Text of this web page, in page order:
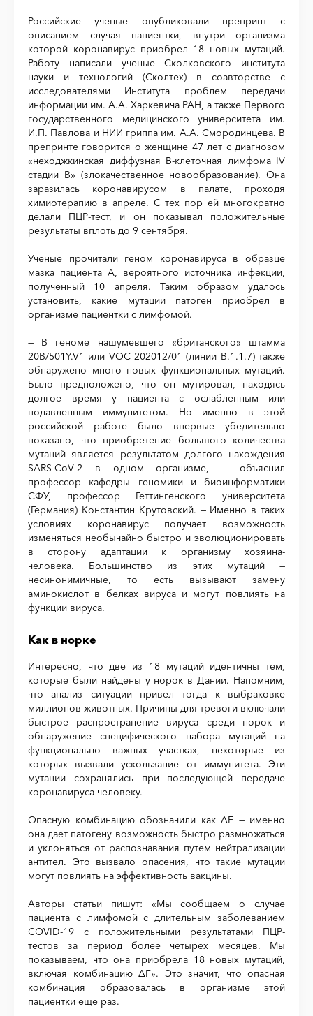
Российские ученые опубликовали препринт с
описанием случая пациентки, внутри организма
которой коронавирус приобрел 18 новых мутаций.
Работу написали ученые Сколковского института
науки и технологий (Сколтех) в соавторстве с
исследователями Института проблем передачи
информации им. А.А. Харкевича РАН, а также Первого
государственного медицинского университета им.
И.П. Павлова и НИИ гриппа им. А.А. Смородинцева. В
препринте говорится о женщине 47 лет с диагнозом
«неходжкинская диффузная B-клеточная лимфома IV
стадии B» (злокачественное новообразование). Она
заразилась коронавирусом в палате, проходя
химиотерапию в апреле. С тех пор ей многократно
делали ПЦР-тест, и он показывал положительные
результаты вплоть до 9 сентября.
Ученые прочитали геном коронавируса в образце
мазка пациента А, вероятного источника инфекции,
полученный 10 апреля. Таким образом удалось
установить, какие мутации патоген приобрел в
организме пациентки с лимфомой.
— В геноме нашумевшего «британского» штамма
20B/501Y.V1 или VOC 202012/01 (линии B.1.1.7) также
обнаружено много новых функциональных мутаций.
Было предположено, что он мутировал, находясь
долгое время у пациента с ослабленным или
подавленным иммунитетом. Но именно в этой
российской работе было впервые убедительно
показано, что приобретение большого количества
мутаций является результатом долгого нахождения
SARS-CoV-2 в одном организме, — объяснил
профессор кафедры геномики и биоинформатики
СФУ, профессор Геттингенского университета
(Германия) Константин Крутовский. — Именно в таких
условиях коронавирус получает возможность
изменяться необычайно быстро и эволюционировать
в сторону адаптации к организму хозяина-
человека. Большинство из этих мутаций —
несинонимичные, то есть вызывают замену
аминокислот в белках вируса и могут повлиять на
функции вируса.
Как в норке
Интересно, что две из 18 мутаций идентичны тем,
которые были найдены у норок в Дании. Напомним,
что анализ ситуации привел тогда к выбраковке
миллионов животных. Причины для тревоги включали
быстрое распространение вируса среди норок и
обнаружение специфического набора мутаций на
функционально важных участках, некоторые из
которых вызвали ускользание от иммунитета. Эти
мутации сохранялись при последующей передаче
коронавируса человеку.
Опасную комбинацию обозначили как ΔF — именно
она дает патогену возможность быстро размножаться
и уклоняться от распознавания путем нейтрализации
антител. Это вызвало опасения, что такие мутации
могут повлиять на эффективность вакцины.
Авторы статьи пишут: «Мы сообщаем о случае
пациента с лимфомой с длительным заболеванием
COVID-19 с положительными результатами ПЦР-
тестов за период более четырех месяцев. Мы
показываем, что она приобрела 18 новых мутаций,
включая комбинацию ΔF». Это значит, что опасная
комбинация образовалась в организме этой
пациентки еще раз.